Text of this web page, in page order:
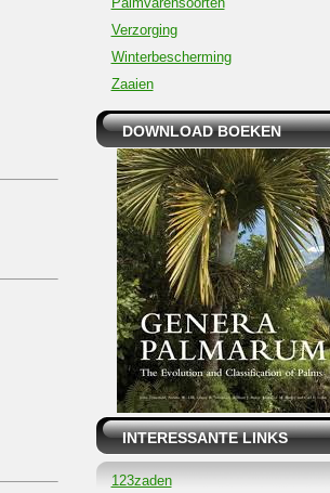
Verzorging
Winterbescherming
Zaaien
DOWNLOAD BOEKEN
INTERESSANTE LINKS
123zaden